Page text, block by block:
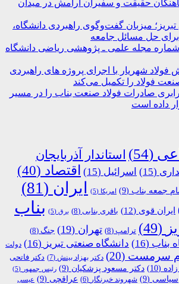
حقیقت و سفیران آرامش در میدان
میزبان گفت‌وگوی راهبردی دانشگاه،
حل مسائل جامعه
شماره مجله علمی ـ پژوهشی ریاضی دانشگاه
فولاد شهریار با اجرای پروژه های راهبردی
فولاد را تکمیل می‌کند
رشد ۵ برابری صادرات فولاد صنعت بناب را در مسیر
داده است
(54)
استاندار آذربایجان
(15) اسرائیل (15) اقتصاد (40)
جمعه بناب (9) امریکا (5) ایران (81)
ایران قوی (12) باقری بنابی (8) برق (5)
بناب
(49) ترامپ (8) تهران (19) جنگ (8)
بناب (16) دانشگاه صنعتی تبریز (16)
دولت
سرمست (20) دکتر بهزاد بینش (7)
دکتر فاتحی
(10) دکتر مسعود پزشکیان (9) رئیس جمهور (5)
سیاسی (9) شهروند خبرنگار (6) عراقچی (9)
عیسی